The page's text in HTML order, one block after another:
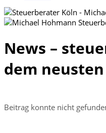
News –
dem
Beitrag konnte nicht